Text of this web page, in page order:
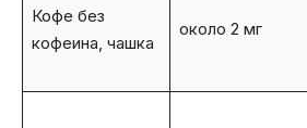
Кофе без
кофеина, чашка
около 2 мг